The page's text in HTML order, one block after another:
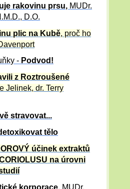
rakovinu prsu, MUDr.
D.O.
plic na Kubě, proč ho
- Podvod!
z Roztroušené
Jelinek, dr. Terry
stravovat...
tělo
účinek extraktů
na úrovni
korporace, MUDr.